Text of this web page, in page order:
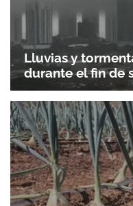
Gracias por
Lluvias y
durante el fin de